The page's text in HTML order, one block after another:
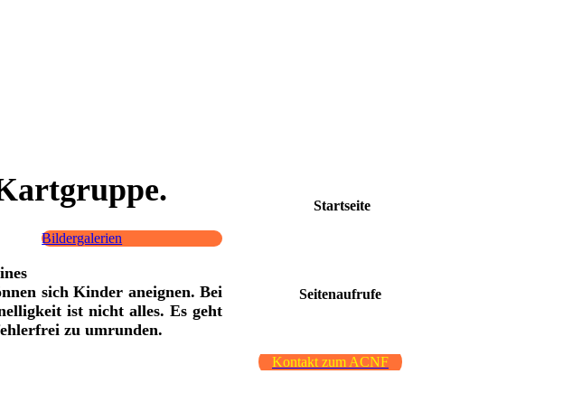
Bildergalerien
sich Kinder aneignen. Bei
ist nicht alles. Es geht
zu umrunden.
Startseite
Seitenaufrufe
Kontakt zum ACNF